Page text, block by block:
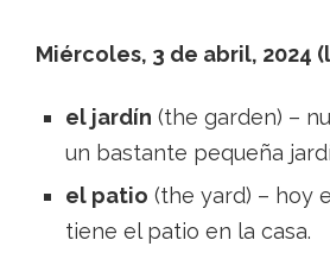
Miércoles, 3 de abril, 2024
el jardín (the garden) –
un bastante pequeña
el patio (the yard) – hoy
tiene el patio en la casa.